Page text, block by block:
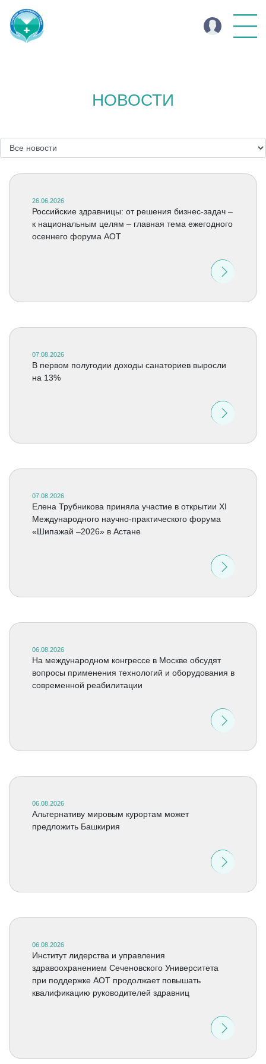
НОВОСТИ
26.06.2026
Российские здравницы: от решения бизнес-задач –
к национальным целям – главная тема ежегодного
осеннего форума АОТ
07.08.2026
В первом полугодии доходы санаториев выросли
на 13%
07.08.2026
Елена Трубникова приняла участие в открытии XI
Международного научно-практического форума
«Шипажай –2026» в Астане
06.08.2026
На международном конгрессе в Москве обсудят
вопросы применения технологий и оборудования в
современной реабилитации
06.08.2026
Альтернативу мировым курортам может
предложить Башкирия
06.08.2026
Институт лидерства и управления
здравоохранением Сеченовского Университета
при поддержке АОТ продолжает повышать
квалификацию руководителей здравниц